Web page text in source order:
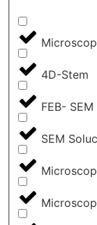
4D-Stem
FEB-
SEM